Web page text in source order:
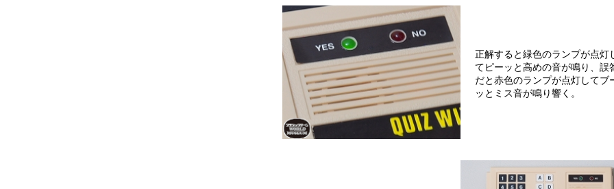
正解すると緑色のランプが点灯
てピーッと高めの音が鳴り、誤
だと赤色のランプが点灯してブ
ッとミス音が鳴り響く。